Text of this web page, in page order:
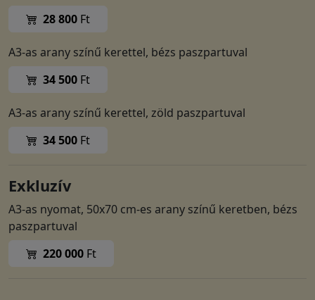
28 800 Ft
A3-as arany színű kerettel, bézs paszpartuval
34 500 Ft
A3-as arany színű kerettel, zöld paszpartuval
34 500 Ft
Exkluzív
A3-as nyomat, 50x70 cm-es arany színű keretben, bézs
paszpartuval
220 000 Ft